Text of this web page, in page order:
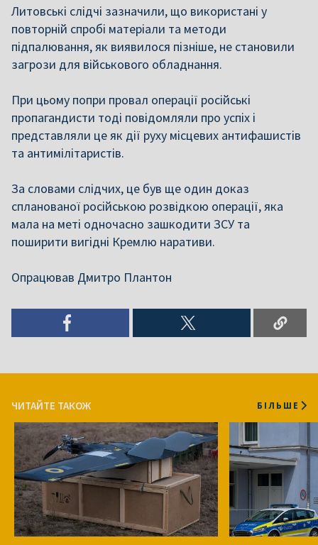
Литовські слідчі зазначили, що використані у
повторній спробі матеріали та методи
підпалювання, як виявилося пізніше, не становили
загрози для військового обладнання.
При цьому попри провал операції російські
пропагандисти тоді повідомляли про успіх і
представляли це як дії руху місцевих антифашистів
та антимілітаристів.
За словами слідчих, це був ще один доказ
спланованої російською розвідкою операції, яка
мала на меті одночасно зашкодити ЗСУ та
поширити вигідні Кремлю наративи.
Опрацював Дмитро Плантон
ЧИТАЙТЕ ТАКОЖ БІЛЬШЕ